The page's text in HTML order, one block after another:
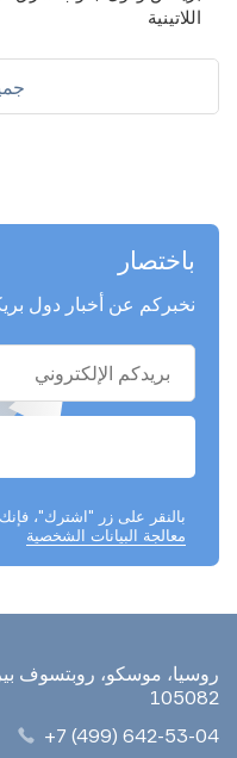
اللاتينية
باختصار
نخبركم عن أخبار دول
بالنقر على زر "اشترك"،
معالجة البيانات الشخصية
105082
+7 (499) 642-53-04